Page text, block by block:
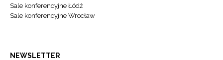
Sale konferencyjne Łódź
Sale konferencyjne Wrocław
NEWSLETTER